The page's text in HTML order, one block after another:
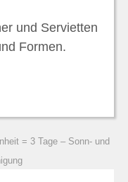
und Servietten
Formen.
= 3 Tage – Sonn- und